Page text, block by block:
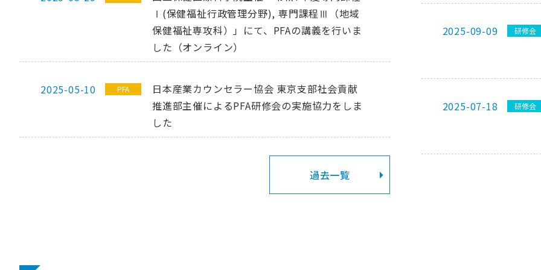
Ⅰ(保健福祉行政管理分野), 専門課程Ⅲ（地域
保健福祉専攻科）」にて、PFAの講義を行いま
した（オンライン）
2025-05-10 PFA
日本産業カウンセラー協会 東京支部社会貢献
推進部主催によるPFA研修会の実施協力をしま
した
過去一覧
2025-09-09 研修会
2025-07-18 研修会